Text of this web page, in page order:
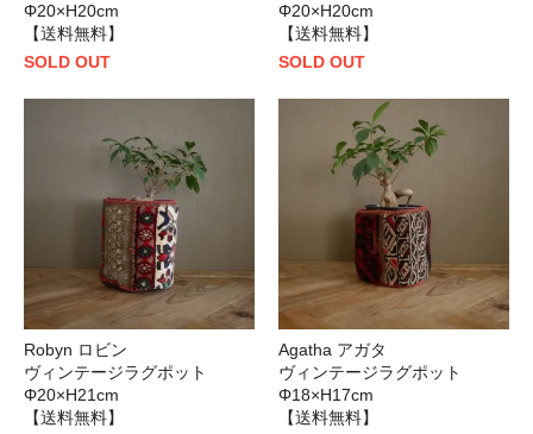
Φ20×H20cm
【送料無料】
SOLD OUT
Φ20×H20cm
【送料無料】
SOLD OUT
Robyn ロビン
ヴィンテージラグポット
Φ20×H21cm
【送料無料】
Agatha アガタ
ヴィンテージラグポット
Φ18×H17cm
【送料無料】